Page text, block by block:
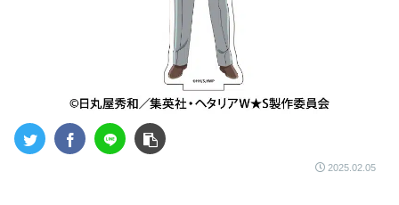
2025.02.05